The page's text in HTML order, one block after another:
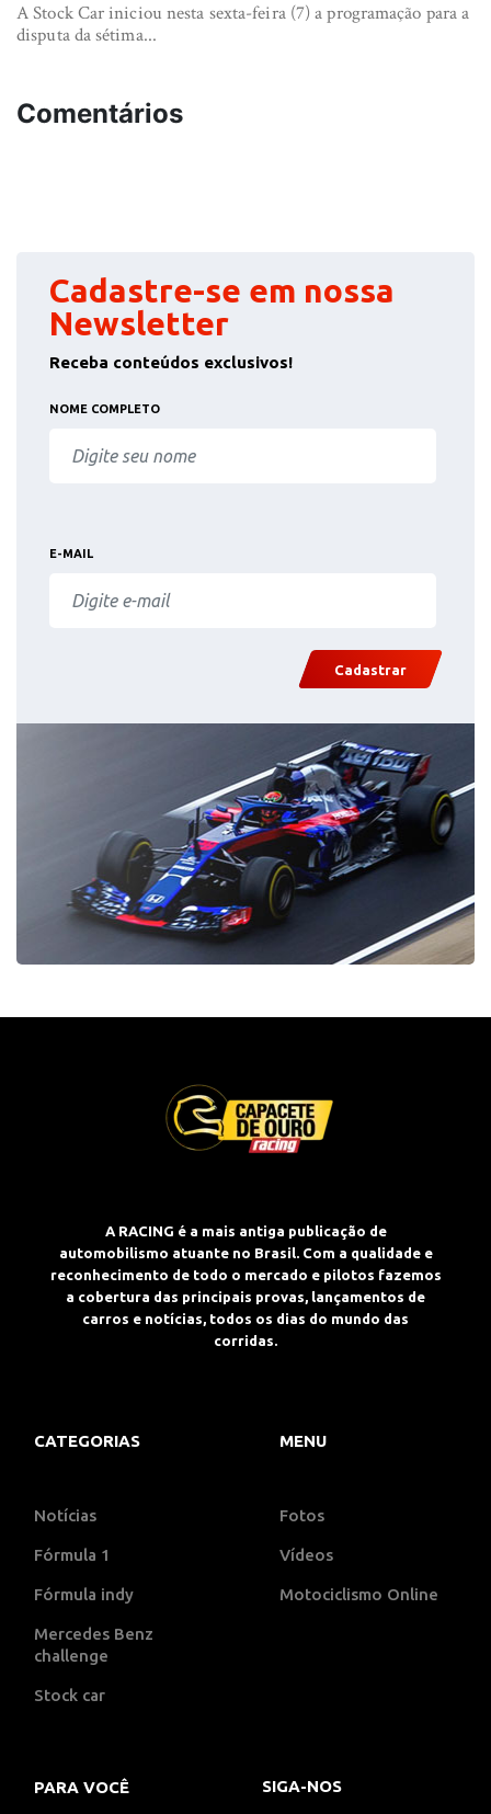
A Stock Car iniciou nesta sexta-feira (7) a programação para a
disputa da sétima...
Comentários
Cadastre-se em nossa
Newsletter
Receba conteúdos exclusivos!
NOME COMPLETO
E-MAIL
Cadastrar
A RACING é a mais antiga publicação de
automobilismo atuante no Brasil. Com a qualidade e
reconhecimento de todo o mercado e pilotos fazemos
a cobertura das principais provas, lançamentos de
carros e notícias, todos os dias do mundo das
corridas.
CATEGORIAS
Notícias
Fórmula 1
Fórmula indy
Mercedes Benz
challenge
Stock car
MENU
Fotos
Vídeos
Motociclismo Online
PARA VOCÊ SIGA-NOS